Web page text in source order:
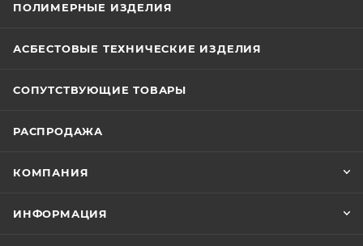
ПОЛИМЕРНЫЕ ИЗДЕЛИЯ
АСБЕСТОВЫЕ ТЕХНИЧЕСКИЕ ИЗДЕЛИЯ
СОПУТСТВУЮЩИЕ ТОВАРЫ
РАСПРОДАЖА
КОМПАНИЯ
ИНФОРМАЦИЯ